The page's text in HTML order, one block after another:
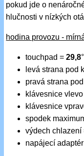
pokud jde o
hlučnosti v nízkých
hodina provozu -
touchpad =29,8
levá strana pod
pravá strana
klávesnice
klávesnice
spodek
výdech
napájecí